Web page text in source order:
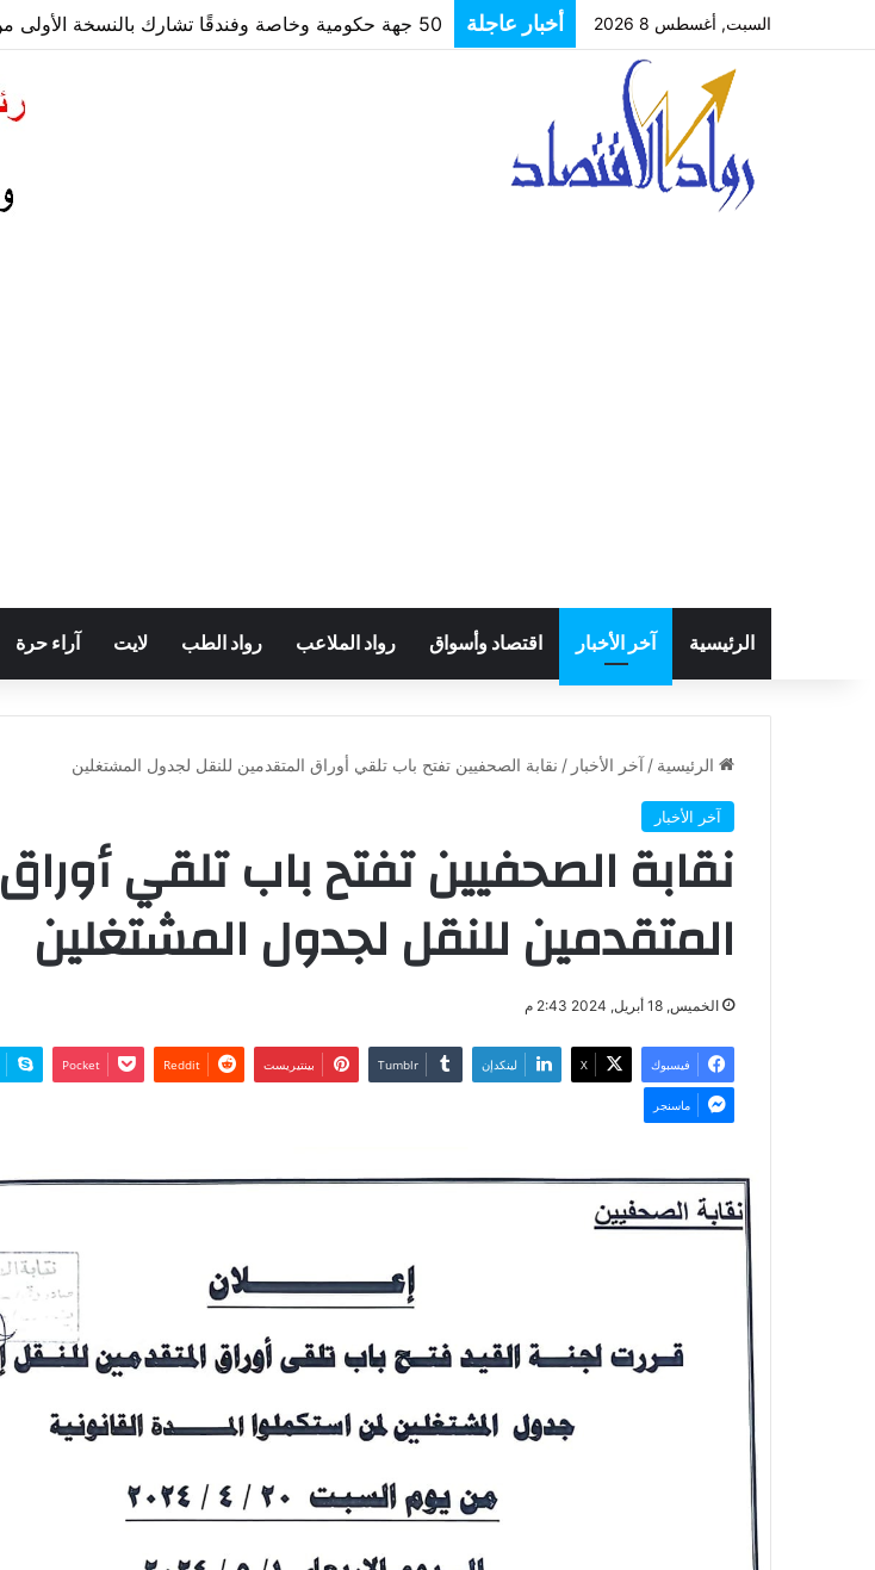
السبت, أغسطس 8 2026 أخبار عاجلة 50 جهة حكومية وخاصة وفندقًا تشارك بالنسخة الأولى من منتدى البحر الأحمر لدعم السياحة المستدامة
الرئيسية آخر الأخبار اقتصاد وأسواق رواد الملاعب رواد الطب لايت آراء حرة
الرئيسية / آخر الأخبار / نقابة الصحفيين تفتح باب تلقي أوراق المتقدمين للنقل لجدول المشتغلين
آخر الأخبار
نقابة الصحفيين تفتح باب تلقي أوراق
المتقدمين للنقل لجدول المشتغلين
الخميس, 18 أبريل, 2024 2:43 م
فيسبوك ‫X لينكدإن بينتيريست ‫Pocket
ماسنجر